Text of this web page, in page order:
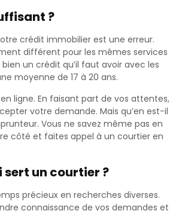
?
crédit immobilier est une erreur.
différent pour les mêmes services
un crédit qu’il faut avoir avec les
moyenne de 17 à 20 ans.
ligne. En faisant part de vos attentes,
votre demande. Mais qu’en est-il
Vous ne savez même pas en
côté et faites appel à un courtier en
sert un courtier ?
précieux en recherches diverses.
connaissance de vos demandes et